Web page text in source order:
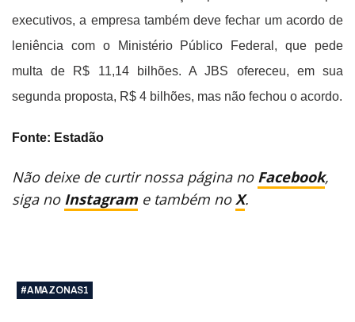
executivos, a empresa também deve fechar um acordo de
leniência com o Ministério Público Federal, que pede
multa de R$ 11,14 bilhões. A JBS ofereceu, em sua
segunda proposta, R$ 4 bilhões, mas não fechou o acordo.
Fonte: Estadão
Não deixe de curtir nossa página no Facebook,
siga no Instagram e também noX.
#AMAZONAS1